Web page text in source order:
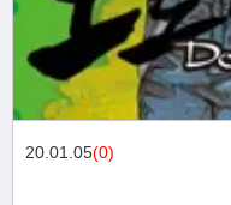
20.01.05(0)